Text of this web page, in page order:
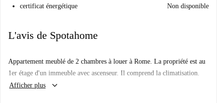
certificat énergétique Non disponible
L'avis de Spotahome
Appartement meublé de 2 chambres à louer à Rome. La propriété est au
1er étage d'un immeuble avec ascenseur. Il comprend la climatisation.
Afficher plus
keyboard_arrow_down